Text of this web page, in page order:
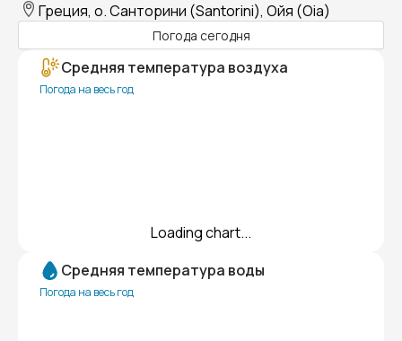
Греция, о. Санторини (Santorini), Ойя (Oia)
Погода сегодня
Средняя температура воздуха
Погода на весь год
Loading chart...
Средняя температура воды
Погода на весь год